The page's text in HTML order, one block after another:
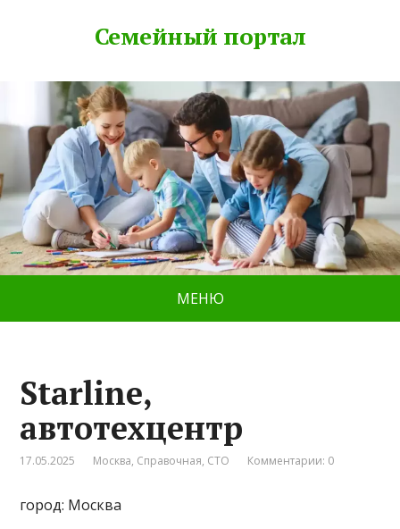
Семейный портал
МЕНЮ
Starline,
автотехцентр
17.05.2025 Москва, Справочная, СТО Комментарии: 0
город: Москва